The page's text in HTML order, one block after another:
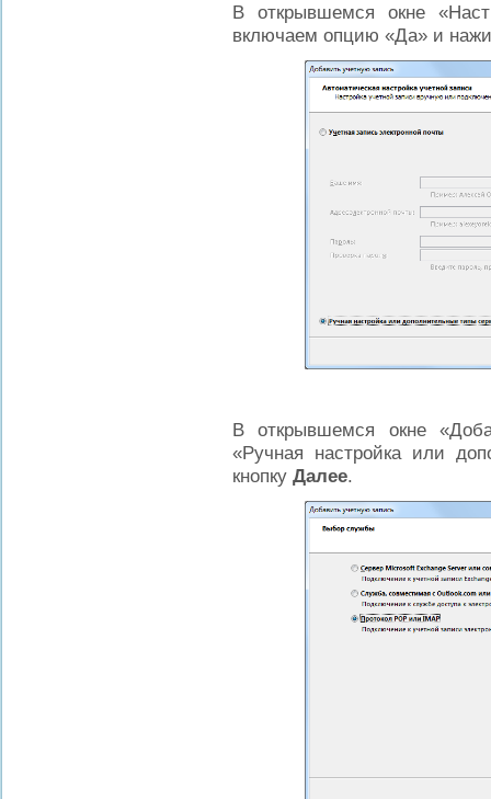
В открывшемся окне
включаем опцию «Да» и
В открывшемся окне
«Ручная настройка или
кнопку Далее.